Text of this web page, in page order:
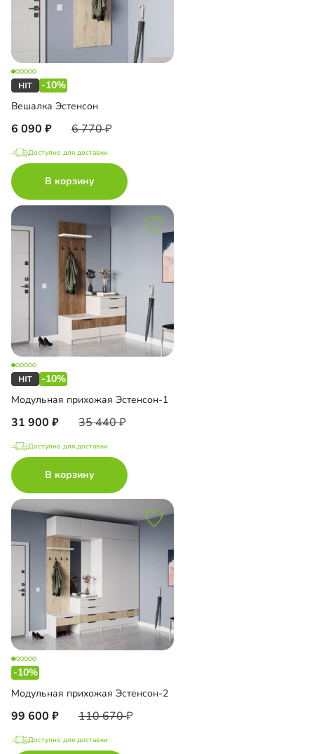
-10%
Вешалка Эстенсон
6 090 6 770
Доступно для доставки
В корзину
-10%
Модульная прихожая Эстенсон-1
31 900 35 440
Доступно для доставки
В корзину
-10%
Модульная прихожая Эстенсон-2
99 600 110 670
Доступно для доставки